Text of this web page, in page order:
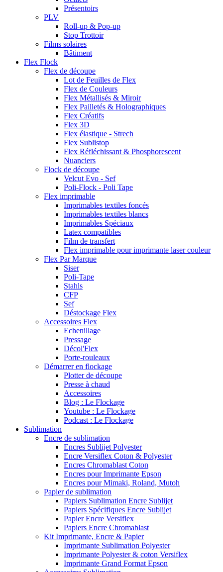
Présentoirs
PLV
Roll-up & Pop-up
Stop Trottoir
Films solaires
Bâtiment
Flex Flock
Flex de découpe
Lot de Feuilles de Flex
Flex de Couleurs
Flex Métallisés & Miroir
Flex Pailletés & Holographiques
Flex Créatifs
Flex 3D
Flex élastique - Strech
Flex Sublistop
Flex Réfléchissant & Phosphorescent
Nuanciers
Flock de découpe
Velcut Evo - Sef
Poli-Flock - Poli Tape
Flex imprimable
Imprimables textiles foncés
Imprimables textiles blancs
Imprimables Spéciaux
Latex compatibles
Film de transfert
Flex imprimable pour imprimante laser couleur
Flex Par Marque
Siser
Poli-Tape
Stahls
CFP
Sef
Déstockage Flex
Accessoires Flex
Echenillage
Pressage
Décol'Flex
Porte-rouleaux
Démarrer en flockage
Plotter de découpe
Presse à chaud
Accessoires
Blog : Le Flockage
Youtube : Le Flockage
Podcast : Le Flockage
Sublimation
Encre de sublimation
Encres Sublijet Polyester
Encre Versiflex Coton & Polyester
Encres Chromablast Coton
Encres pour Imprimante Epson
Encres pour Mimaki, Roland, Mutoh
Papier de sublimation
Papiers Sublimation Encre Sublijet
Papiers Spécifiques Encre Sublijet
Papier Encre Versiflex
Papiers Encre Chromablast
Kit Imprimante, Encre & Papier
Imprimante Sublimation Polyester
Imprimante Polyester & coton Versiflex
Imprimante Grand Format Epson